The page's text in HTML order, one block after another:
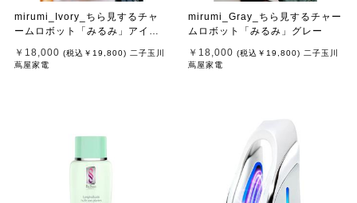
mirumi_Ivory_ちら見するチャ
ームロボット「みるみ」アイボ
￥18,000 (税込 ￥19,800) 二子玉川
蔦屋家電
mirumi_Gray_ちら見するチャー
ムロボット「みるみ」グレー
￥18,000 (税込 ￥19,800) 二子玉川
蔦屋家電